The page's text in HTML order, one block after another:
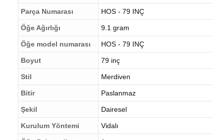
Parça Numarası
Öğe Ağırlığı
Öğe model numarası HOS - 79 INÇ
Boyut 79 inç
Stil Merdiven
Bitir Paslanmaz
Şekil Dairesel